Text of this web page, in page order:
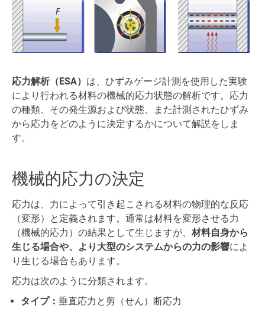
応力解析（ESA） は、ひずみゲージ計測を使用した実験
により行われる材料の機械的応力状態の解析です。応力
の種類、その発生源および状態、また計測されたひずみ
から応力をどのように決定するかについて解説をしま
す。
機械的応力の決定
応力は、力によって引き起こされる材料の物理的な反応
（変形）と定義されます。通常は材料を変形させる力
（機械的応力）の結果として生じますが、 材料自身から
生じる場合や、より大型のシステムからの力の影響によ
り生じる場合もあります。
応力は次のように分類されます。
タイプ： 垂直応力と剪（せん）断応力